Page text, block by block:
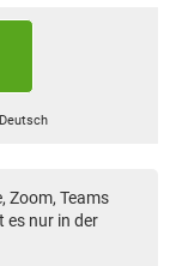
Deutsch
Zoom, Teams
es nur in der